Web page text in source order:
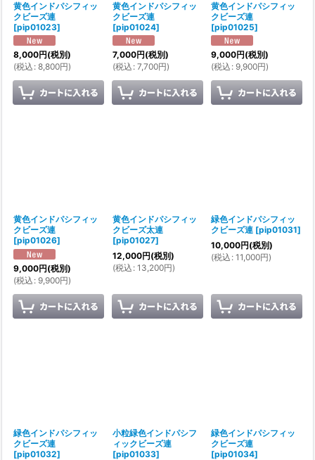
黄色インドパシフィッ
クビーズ連
[pip01023]
8,000円(税別)
(税込 : 8,800円)
黄色インドパシフィッ
クビーズ連
[pip01024]
7,000円(税別)
(税込 : 7,700円)
黄色インドパシフィッ
クビーズ連
[pip01025]
9,000円(税別)
(税込 : 9,900円)
黄色インドパシフィッ
クビーズ連
[pip01026]
9,000円(税別)
(税込 : 9,900円)
黄色インドパシフィッ
クビーズ太連
[pip01027]
12,000円(税別)
(税込 : 13,200円)
緑色インドパシフィッ
クビーズ連 [pip01031]
10,000円(税別)
(税込 : 11,000円)
緑色インドパシフィッ
クビーズ連
[pip01032]
小粒緑色インドパシフ
ィックビーズ連
[pip01033]
緑色インドパシフィッ
クビーズ連
[pip01034]